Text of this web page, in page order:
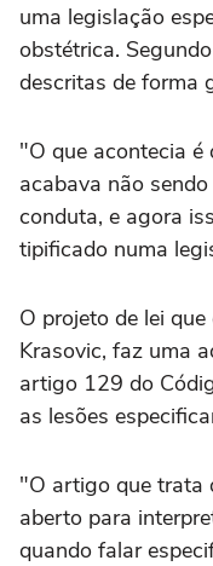
uma legislação
obstétrica.
descritas de forma
"O que acontecia é
acabava não
conduta, e agora
tipificado numa
O projeto de lei
Krasovic, faz uma
artigo 129 do
as lesões
"O artigo que trata
aberto para
quando falar